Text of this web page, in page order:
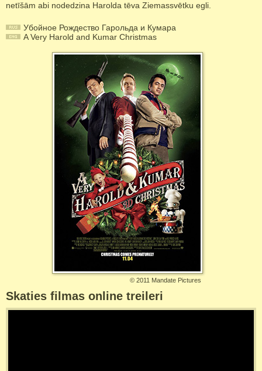
netīšām abi nodedzina Harolda tēva Ziemassvētku egli.
Убойное Рождество Гарольда и Кумара
A Very Harold and Kumar Christmas
© 2011 Mandate Pictures
Skaties filmas online treileri